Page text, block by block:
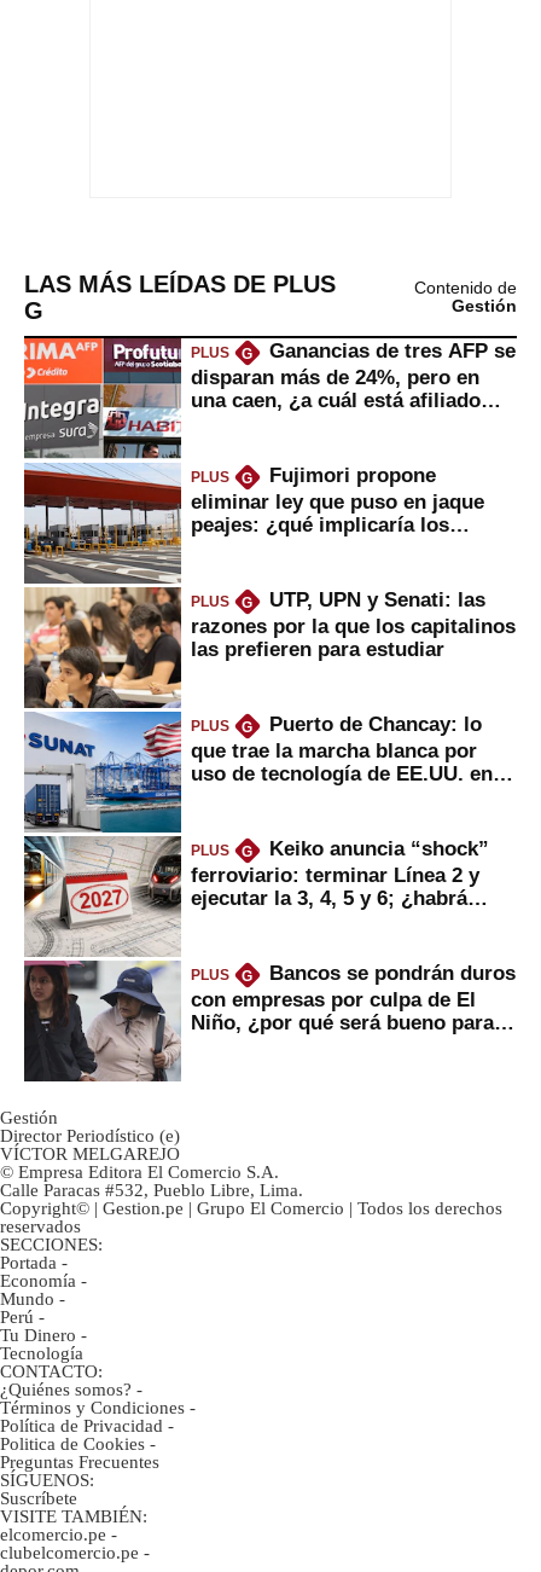
LAS MÁS LEÍDAS DE PLUS
G
Contenido de
Gestión
PLUS G
Ganancias de tres AFP se
disparan más de 24%, pero en
una caen, ¿a cuál está afiliado
PLUS G
Fujimori propone
eliminar ley que puso en jaque
peajes: ¿qué implicaría los
PLUS G
UTP, UPN y Senati: las
razones por la que los capitalinos
las prefieren para estudiar
PLUS G
Puerto de Chancay: lo
que trae la marcha blanca por
uso de tecnología de EE.UU. en
PLUS G
Keiko anuncia “shock”
ferroviario: terminar Línea 2 y
ejecutar la 3, 4, 5 y 6; ¿habrá
PLUS G
Bancos se pondrán duros
con empresas por culpa de El
Niño, ¿por qué será bueno para
Gestión
Director Periodístico (e)
VÍCTOR MELGAREJO
© Empresa Editora El Comercio S.A.
Calle Paracas #532, Pueblo Libre, Lima.
Copyright© | Gestion.pe | Grupo El Comercio | Todos los derechos
reservados
SECCIONES:
Portada -
Economía -
Mundo -
Perú -
Tu Dinero -
Tecnología
CONTACTO:
¿Quiénes somos? -
Términos y Condiciones -
Política de Privacidad -
Politica de Cookies -
Preguntas Frecuentes
SÍGUENOS:
Suscríbete
VISITE TAMBIÉN:
elcomercio.pe -
clubelcomercio.pe -